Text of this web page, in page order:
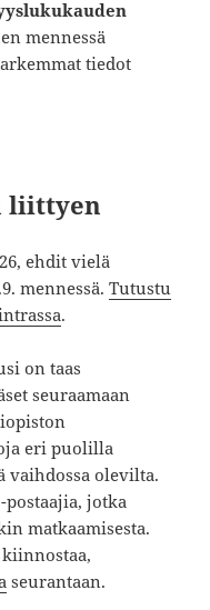
mennessä
tiedot
liittyen
ehdit vielä
mennessä.Tutustu
.
on taas
seuraamaan
eri puolilla
vaihdossa olevilta.
postaajia, jotka
matkaamisesta.
seurantaan.